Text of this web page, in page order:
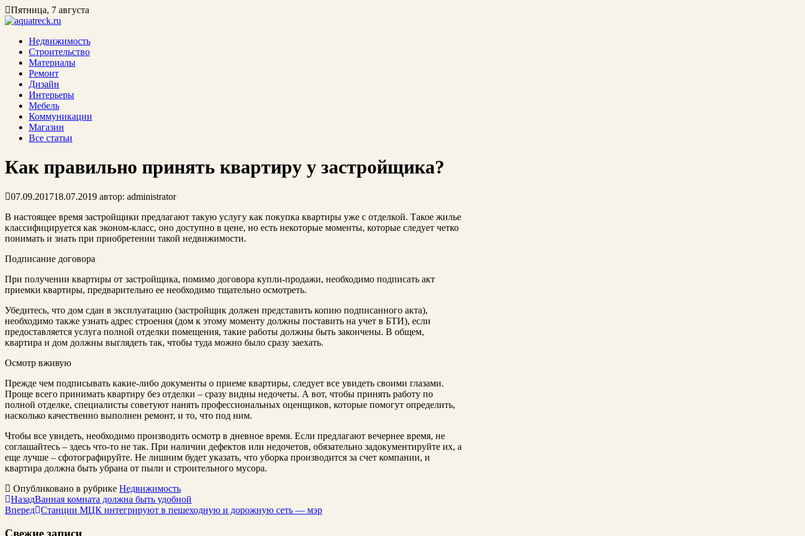
Пятница, 7 августа
Недвижимость
Строительство
Материалы
Ремонт
Дизайн
Интерьеры
Мебель
Коммуникации
Магазин
Все статьи
Как правильно принять квартиру у застройщика?
07.09.201718.07.2019 автор: administrator
В настоящее время застройщики предлагают такую услугу как покупка квартиры уже с отделкой. Такое жилье
классифицируется как эконом-класс, оно доступно в цене, но есть некоторые моменты, которые следует четко
понимать и знать при приобретении такой недвижимости.
Подписание договора
При получении квартиры от застройщика, помимо договора купли-продажи, необходимо подписать акт
приемки квартиры, предварительно ее необходимо тщательно осмотреть.
Убедитесь, что дом сдан в эксплуатацию (застройщик должен представить копию подписанного акта),
необходимо также узнать адрес строения (дом к этому моменту должны поставить на учет в БТИ), если
предоставляется услуга полной отделки помещения, такие работы должны быть закончены. В общем,
квартира и дом должны выглядеть так, чтобы туда можно было сразу заехать.
Осмотр вживую
Прежде чем подписывать какие-либо документы о приеме квартиры, следует все увидеть своими глазами.
Проще всего принимать квартиру без отделки – сразу видны недочеты. А вот, чтобы принять работу по
полной отделке, специалисты советуют нанять профессиональных оценщиков, которые помогут определить,
насколько качественно выполнен ремонт, и то, что под ним.
Чтобы все увидеть, необходимо производить осмотр в дневное время. Если предлагают вечернее время, не
соглашайтесь – здесь что-то не так. При наличии дефектов или недочетов, обязательно задокументируйте их, а
еще лучше – сфотографируйте. Не лишним будет указать, что уборка производится за счет компании, и
квартира должна быть убрана от пыли и строительного мусора.
Опубликовано в рубрике Недвижимость
НазадВанная комната должна быть удобной
Вперед Станции МЦК интегрируют в пешеходную и дорожную сеть — мэр
Свежие записи